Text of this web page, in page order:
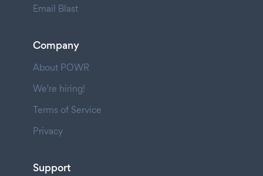
Email Blast
Company
About POWR
We're hiring!
Terms of Service
Privacy
Support